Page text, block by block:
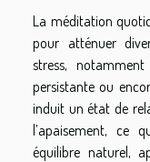
La méditation
pour atténuer
stress,
persistante ou
induit un état de
l’apaisement, ce
équilibre naturel,